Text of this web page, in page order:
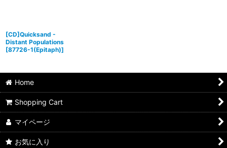
[CD]Quicksand -
Distant Populations
[87726-1(Epitaph)]
Home
Shopping Cart
マイページ
お気に入り